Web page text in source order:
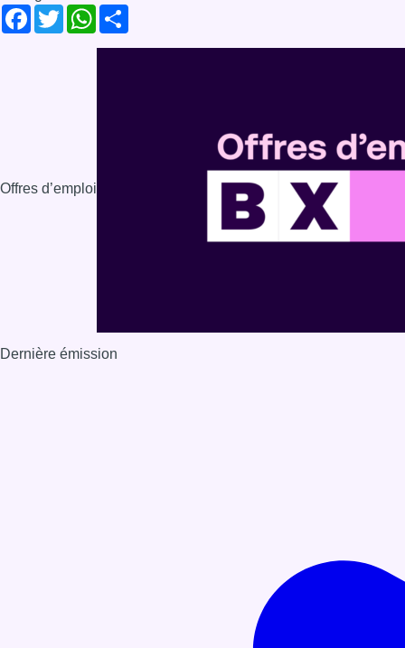
Facebook
TwitterWhatsApp
Offres d’emploi
Dernière émission